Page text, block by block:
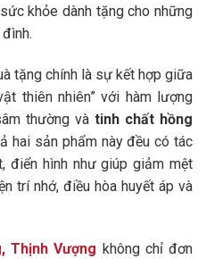
khỏe dành tặng cho những
tặng chính là sự kết hợp giữa
thiên nhiên” với hàm lượng
thường và tinh chất hồng
hai sản phẩm này đều có tác
điển hình như giúp giảm mệt
trí nhớ, điều hòa huyết áp và
Thịnh Vượng không chỉ đơn